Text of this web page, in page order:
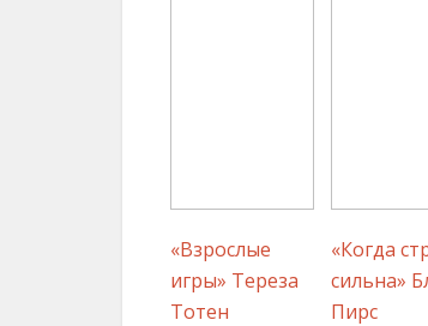
«Взрослые
игры» Тереза
Тотен
«Когда
сильна»
Пирс